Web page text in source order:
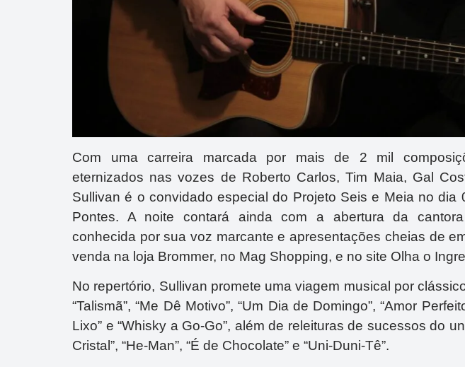
Com uma carreira marcada por mais de 2 mil
eternizados nas vozes de Roberto Carlos, Tim Maia, Gal
Sullivan é o convidado especial do Projeto Seis e Meia no dia
Pontes. A noite contará ainda com a abertura da
conhecida por sua voz marcante e apresentações cheias de
venda na loja Brommer, no Mag Shopping, e no site Olha o
No repertório, Sullivan promete uma viagem musical por
“Talismã”, “Me Dê Motivo”, “Um Dia de Domingo”, “Amor
Lixo” e “Whisky a Go-Go”, além de releituras de sucessos do
Cristal”, “He-Man”, “É de Chocolate” e “Uni-Duni-Tê”.